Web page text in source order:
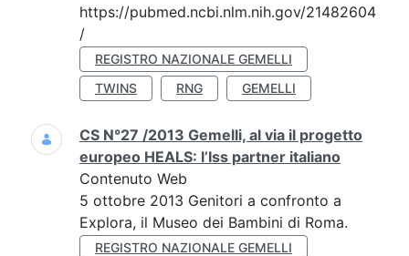
https://pubmed.ncbi.nlm.nih.gov/21482604
/
REGISTRO NAZIONALE GEMELLI
TWINS
RNG GEMELLI
CS N°27 /2013 Gemelli, al via il progetto
europeo HEALS: l’Iss partner italiano
Contenuto Web
5 ottobre 2013 Genitori a confronto a
Explora, il Museo dei Bambini di Roma.
REGISTRO NAZIONALE GEMELLI